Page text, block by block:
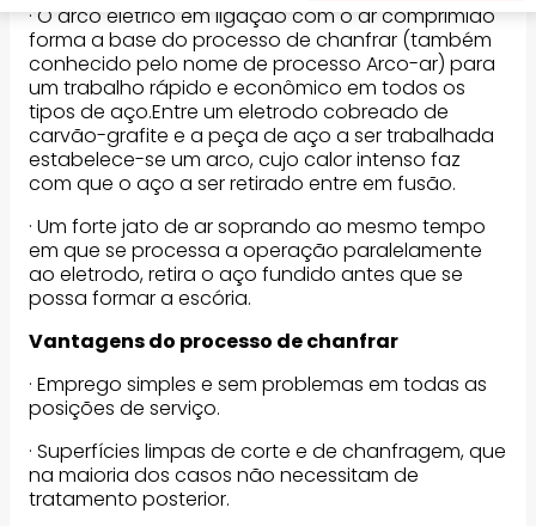
· O arco elétrico em ligação com o ar comprimido
forma a base do processo de chanfrar (também
conhecido pelo nome de processo Arco-ar) para
um trabalho rápido e econômico em todos os
tipos de aço.Entre um eletrodo cobreado de
carvão-grafite e a peça de aço a ser trabalhada
estabelece-se um arco, cujo calor intenso faz
com que o aço a ser retirado entre em fusão.
· Um forte jato de ar soprando ao mesmo tempo
em que se processa a operação paralelamente
ao eletrodo, retira o aço fundido antes que se
possa formar a escória.
Vantagens do processo de chanfrar
· Emprego simples e sem problemas em todas as
posições de serviço.
· Superfícies limpas de corte e de chanfragem, que
na maioria dos casos não necessitam de
tratamento posterior.